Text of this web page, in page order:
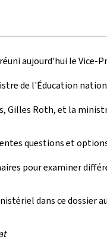
aujourd'hui le
de l'Éducation
Gilles Roth, et la
questions et
pour examiner
dans ce dossier